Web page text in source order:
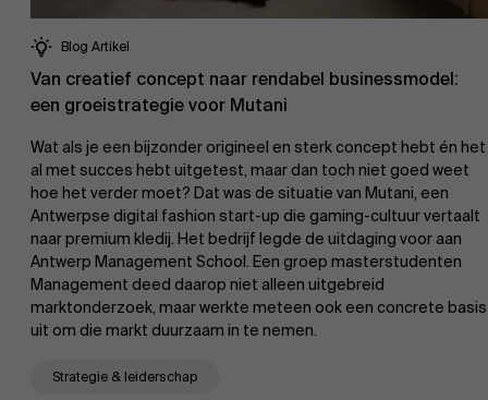
Blog Artikel
Van creatief concept naar rendabel businessmodel:
een groeistrategie voor Mutani
Wat als je een bijzonder origineel en sterk concept hebt én het
al met succes hebt uitgetest, maar dan toch niet goed weet
hoe het verder moet? Dat was de situatie van Mutani, een
Antwerpse digital fashion start-up die gaming-cultuur vertaalt
naar premium kledij. Het bedrijf legde de uitdaging voor aan
Antwerp Management School. Een groep masterstudenten
Management deed daarop niet alleen uitgebreid
marktonderzoek, maar werkte meteen ook een concrete basis
uit om die markt duurzaam in te nemen.
Strategie & leiderschap